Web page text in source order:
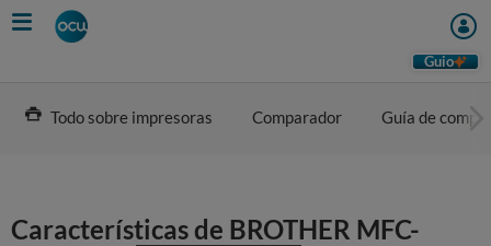
Skip
to
Guio
Todo sobre impresoras Comparador Guía de
Características de BROTHER MFC-